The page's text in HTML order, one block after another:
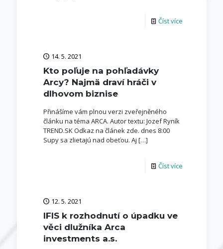
Číst více
14. 5. 2021
Kto poľuje na pohľadávky
Arcy? Najmä draví hráči v
dlhovom biznise
Přinášíme vám plnou verzi zveřejněného
článku na téma ARCA. Autor textu: Jozef Ryník
TREND.SK Odkaz na článek zde. dnes 8:00
Supy sa zlietajú nad obeťou. Aj […]
Číst více
12. 5. 2021
IFIS k rozhodnutí o úpadku ve
věci dlužníka Arca
investments a.s.